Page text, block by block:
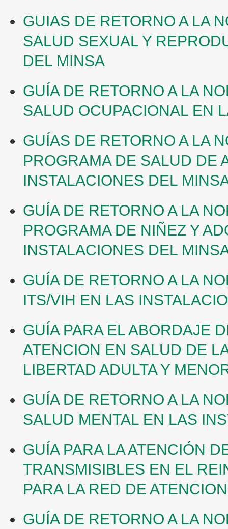
GUIAS DE RETORNO A LA
SALUD SEXUAL Y
DEL MINSA
GUÍA DE RETORNO A LA
SALUD OCUPACIONAL EN
GUÍAS DE RETORNO A LA
PROGRAMA DE SALUD DE
INSTALACIONES DEL
GUÍA DE RETORNO A LA
PROGRAMA DE NIÑEZ Y
INSTALACIONES DEL
GUÍA DE RETORNO A LA
ITS/VIH EN LAS
GUÍA PARA EL ABORDAJE
ATENCION EN SALUD DE
LIBERTAD ADULTA Y
GUÍA DE RETORNO A LA
SALUD MENTAL EN LAS
GUÍA PARA LA ATENCIÓN
TRANSMISIBLES EN EL
PARA LA RED DE
GUÍA DE RETORNO A LA